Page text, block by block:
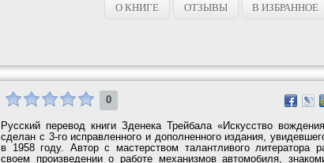
О КНИГЕ
ОТЗЫВЫ В ИЗБРАННОЕ
0
Русский перевод книги Зденека Трейбала «Искусство
сделан с 3-го исправленного и дополненного издания,
в 1958 году. Автор с мастерством талантливого литератора
своем произведении о работе механизмов автомобиля,